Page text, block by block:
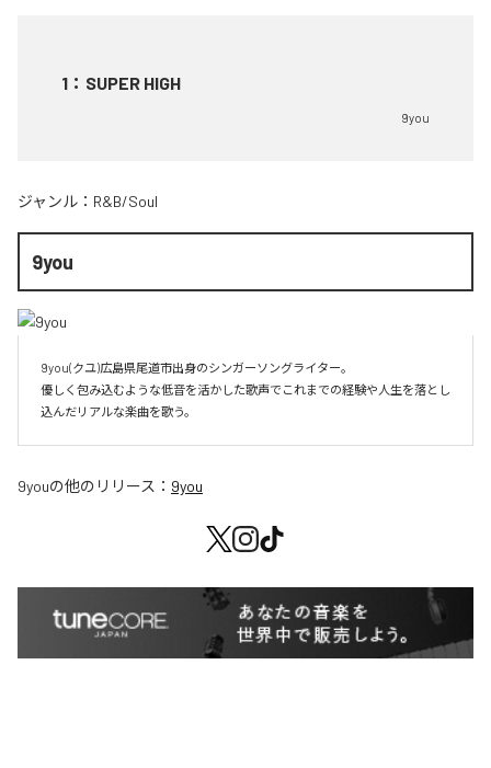
1 ： SUPER HIGH
9you
ジャンル： R&B/Soul
9you
9you(クユ)広島県尾道市出身のシンガーソングライター。
優しく包み込むような低音を活かした歌声でこれまでの経験や人生を落とし
込んだリアルな楽曲を歌う。
9youの他のリリース： 9you